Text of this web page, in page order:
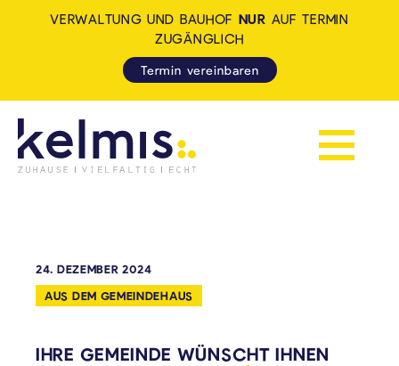
Navigation
VERWALTUNG UND BAUHOF NUR AUF TERMIN
ZUGÄNGLICH
Termin vereinbaren
24. DEZEMBER 2024
AUS DEM GEMEINDEHAUS
IHRE GEMEINDE WÜNSCHT IHNEN